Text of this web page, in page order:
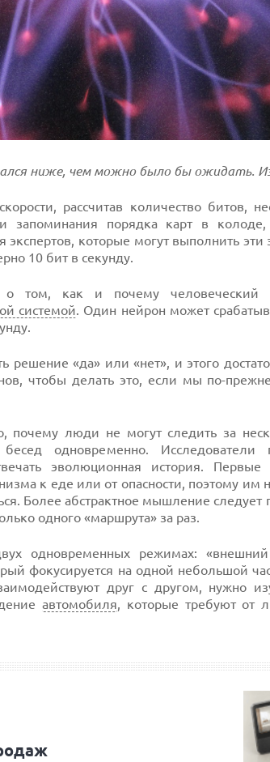
ниже, чем можно было бы ожидать.
рассчитав количество битов,
запоминания порядка карт в
которые могут выполнить эти
10 бит в секунду.
о том, как и почему человеческий
системой. Один нейрон может
решение «да» или «нет», и этого
чтобы делать это, если мы по-
почему люди не могут следить за
одновременно.
эволюционная история.
к еде или от опасности, поэтому
Более абстрактное мышление
одного «маршрута» за раз.
одновременных режимах:
фокусируется на одной небольшой
друг с другом, нужно
автомобиля, которые требуют от